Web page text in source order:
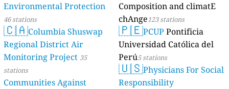
Environmental Protection
46 stations
🇨🇦Columbia Shuswap
Regional District Air
Monitoring Project 35
stations
Communities Against
Composition and climatE
chAnge123 stations
🇵🇪PCUP Pontificia
Universidad Católica del
Perú5 stations
🇺🇸Physicians For Social
Responsibility